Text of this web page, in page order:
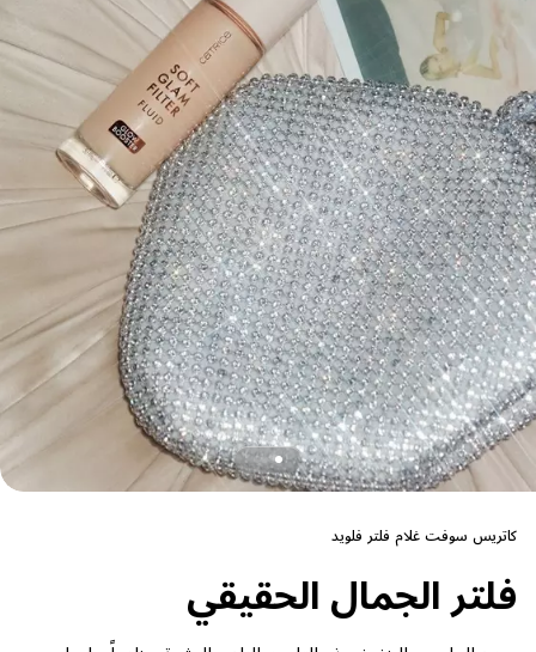
كاتريس سوفت غلام فلتر فلويد
فلتر الجمال الحقيقي